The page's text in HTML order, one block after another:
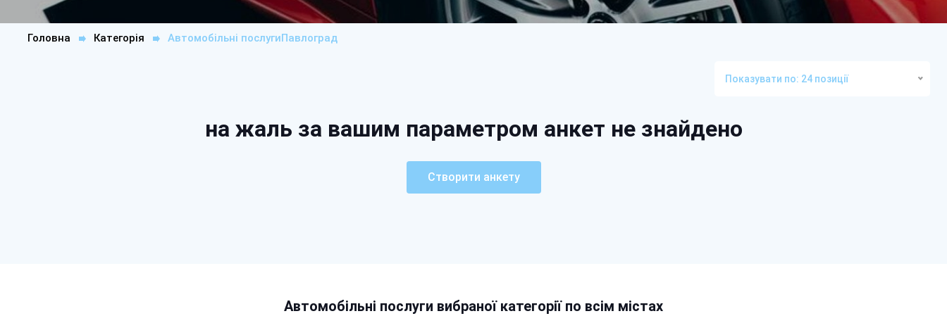
Головна Категорія Автомобільні послугиПавлоград
Показувати по: 24 позиції
на жаль за вашим параметром анкет не знайдено
Створити анкету
Автомобільні послуги вибраної категорії по всім містах